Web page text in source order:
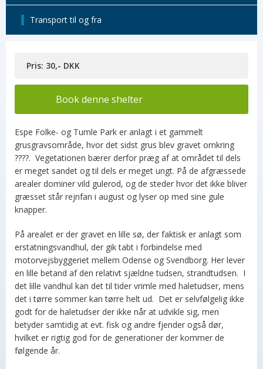
Transport til og fra
Pris: 30,- DKK
Book denne shelter
Espe Folke- og Tumle Park er anlagt i et gammelt
grusgravsområde, hvor det sidst grus blev gravet omkring
????. Vegetationen bærer derfor præg af at området til dels
er meget sandet og til dels er meget ungt. På de afgræssede
arealer dominer vild gulerod, og de steder hvor det ikke bliver
græsset står rejnfan i august og lyser op med sine gule
knapper.
På arealet er der gravet en lille sø, der faktisk er anlagt som
erstatningsvandhul, der gik tabt i forbindelse med
motorvejsbyggeriet mellem Odense og Svendborg. Her lever
en lille betand af den relativt sjældne tudsen, strandtudsen. I
det lille vandhul kan det til tider vrimle med haletudser, mens
det i tørre sommer kan tørre helt ud. Det er selvfølgelig ikke
godt for de haletudser der ikke når at udvikle sig, men
betyder samtidig at evt. fisk og andre fjender også dør,
hvilket er rigtig god for de generationer der kommer de
følgende år.